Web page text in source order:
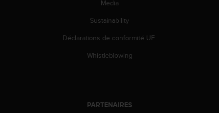
Media
Sustainability
Déclarations de conformité UE
Whistleblowing
PARTENAIRES